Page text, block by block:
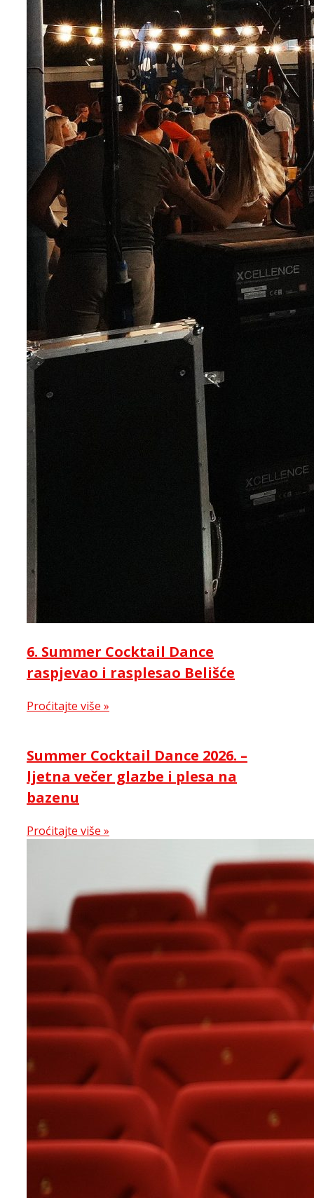
6. Summer Cocktail Dance
raspjevao i rasplesao Belišće
Proćitajte više »
Summer Cocktail Dance 2026. –
ljetna večer glazbe i plesa na
bazenu
Proćitajte više »